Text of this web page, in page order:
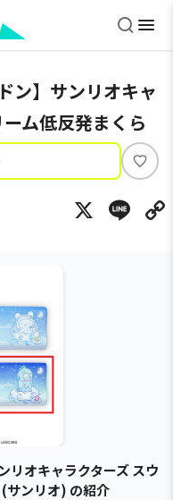
ン】サンリオキャ
ム低反発まくら
い
ね
X
リオキャラクターズ スウ
サンリオ) の紹介